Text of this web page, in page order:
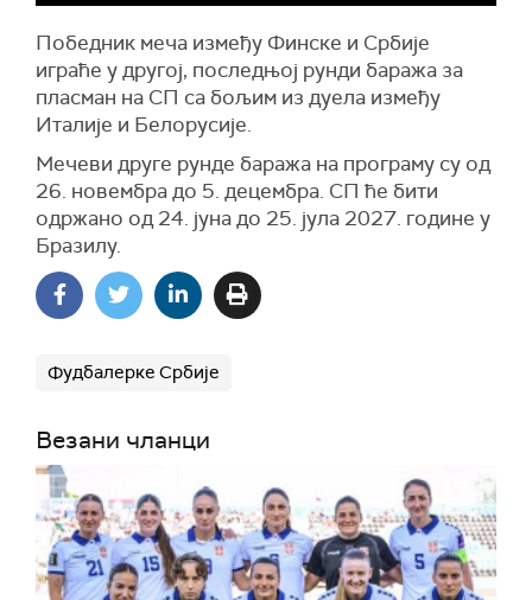
Победник меча између Финске и Србије
играће у другој, последњој рунди баража за
пласман на СП са бољим из дуела између
Италије и Белорусије.
Мечеви друге рунде баража на програму су од
26. новембра до 5. децембра. СП ће бити
одржано од 24. јуна до 25. јула 2027. године у
Бразилу.
Фудбалерке Србије
Везани чланци